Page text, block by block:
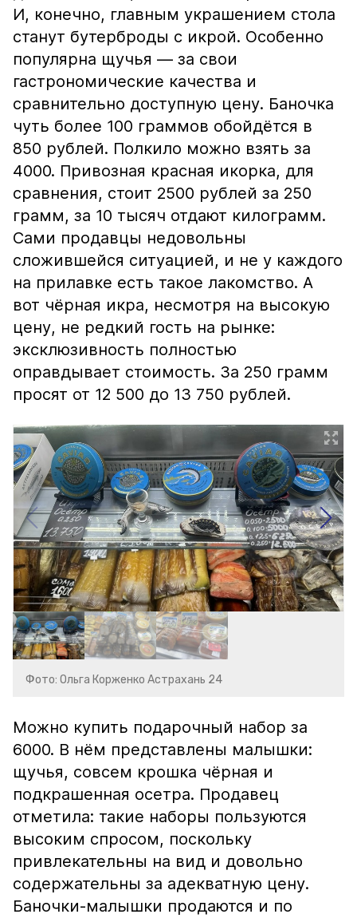
И, конечно, главным украшением стола
станут бутерброды с икрой. Особенно
популярна щучья — за свои
гастрономические качества и
сравнительно доступную цену. Баночка
чуть более 100 граммов обойдётся в
850 рублей. Полкило можно взять за
4000. Привозная красная икорка, для
сравнения, стоит 2500 рублей за 250
грамм, за 10 тысяч отдают килограмм.
Сами продавцы недовольны
сложившейся ситуацией, и не у каждого
на прилавке есть такое лакомство. А
вот чёрная икра, несмотря на высокую
цену, не редкий гость на рынке:
эксклюзивность полностью
оправдывает стоимость. За 250 грамм
просят от 12 500 до 13 750 рублей.
Фото: Ольга Корженко Астрахань 24
Можно купить подарочный набор за
6000. В нём представлены малышки:
щучья, совсем крошка чёрная и
подкрашенная осетра. Продавец
отметила: такие наборы пользуются
высоким спросом, поскольку
привлекательны на вид и довольно
содержательны за адекватную цену.
Баночки-малышки продаются и по